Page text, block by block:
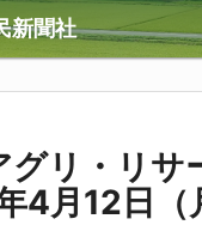
新聞社
グリ・リ
4月12日（